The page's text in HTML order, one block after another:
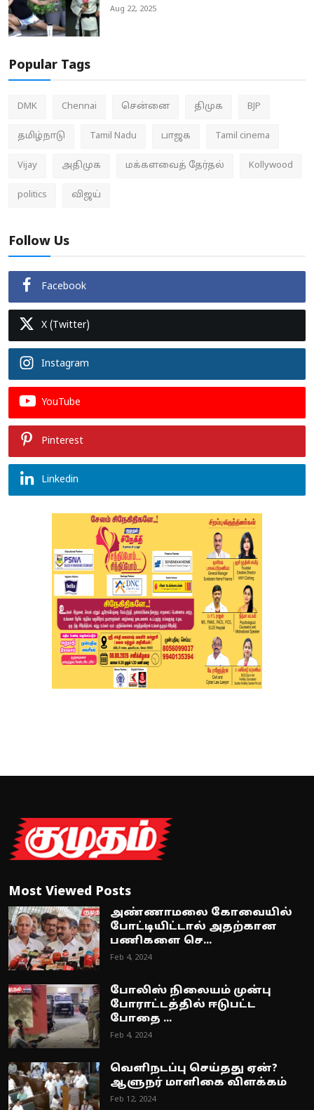
Aug 22, 2025
Popular Tags
DMK Chennai சென்னை திமுக BJP
தமிழ்நாடு Tamil Nadu பாஜக Tamil cinema
Vijay அதிமுக மக்களவைத் தேர்தல் Kollywood
politics விஜய்
Follow Us
Facebook
X (Twitter)
Instagram
YouTube
Pinterest
Linkedin
Most Viewed Posts
அண்ணாமலை கோவையில்
போட்டியிட்டால் அதற்கான
பணிகளை செ...
Feb 4, 2024
போலிஸ் நிலையம் முன்பு
போராட்டத்தில் ஈடுபட்ட
போதை ...
Feb 4, 2024
வெளிநடப்பு செய்தது ஏன்?
ஆளுநர் மாளிகை விளக்கம்
Feb 12, 2024